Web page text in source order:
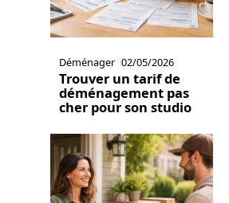
Déménager 02/05/2026
Trouver un tarif de
déménagement pas
cher pour son studio